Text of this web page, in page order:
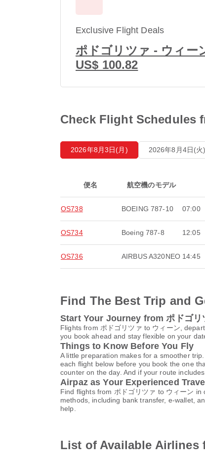
Exclusive Flight Deals
ポドゴリツァ - ウィー
US$ 100.82
Check Flight Schedules
2026年8月3日(月) 2026年8月4日(火)
便名 航空機のモデル
OS738 BOEING 787-10 07:00
OS734 Boeing 787-8 12:05
OS736 AIRBUS A320NEO 14:45
Find The Best Trip and
Start Your Journey from ポドゴリ
Flights from ポドゴリツァ to ウィーン,
you book ahead and stay flexible on your
Things to Know Before You Fly
A little preparation makes for a smoother
each flight below before you book the one
counter on the day. And if your route
Airpaz as Your Experienced
Find flights from ポドゴリツァ to ウィーン
methods, including bank transfer, e-wallet,
help.
List of Available Airlines